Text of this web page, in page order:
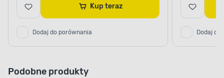
Kup teraz
Dodaj do porównania Dodaj do
Podobne produkty